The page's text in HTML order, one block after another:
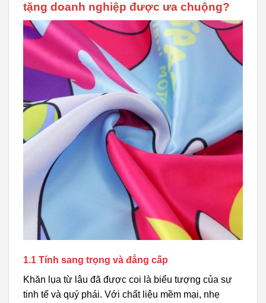
tặng doanh nghiệp được ưa chuộng?
1.1 Tính sang trọng và đẳng cấp
Khăn lụa từ lâu đã được coi là biểu tượng của sự
tinh tế và quý phái. Với chất liệu mềm mại, nhẹ